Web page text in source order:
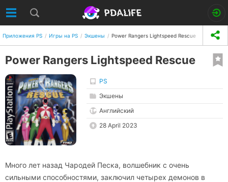
Приложения PS Игры на PS Экшены Power Rangers Lightspeed Rescue
Power Rangers Lightspeed Rescue
PS
Экшены
Английский
28 April 2023
Много лет назад Чародей Песка, волшебник с очень
сильными способностями, заключил четырех демонов в